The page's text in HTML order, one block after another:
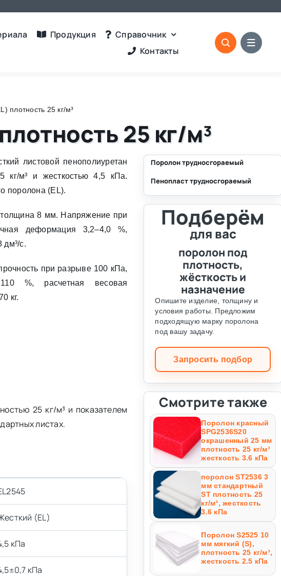
Продукция
Справочник
Контакты
плотность 25 кг/м³
25 кг/м³
листовой пенополиуретан
кг/м³ и жесткостью 4,5 кПа.
поролона (EL).
8 мм. Напряжение при
деформация 3,2–4,0 %,
дм³/с.
при разрыве 100 кПа,
110 %, расчетная весовая
кг.
25 кг/м³ и показателем
листах.
(EL)
кПа
кПа
Поролон трудносгораемый
Пенопласт трудносгораемый
Подберём
для вас
поролон под
плотность,
жёсткость и
назначение
Опишите изделие, толщину и
условия работы. Предложим
подходящую марку поролона
под вашу задачу.
Запросить подбор
Смотрите также
Поролон красный
SPG2536S20
окрашенный 25 мм
плотность 25 кг/м³
жесткость 3.6 кПа
поролон ST2536 3
мм стандартный
ST плотность 25
кг/м³, жесткость
3.6 кПа
Поролон S2525 10
мм мягкий (S),
плотность 25 кг/м³,
жесткость 2.5 кПа